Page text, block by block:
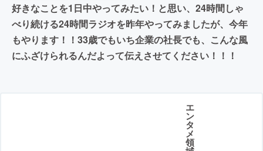
好きなことを1日中やってみたい！と思い、24時間しゃ
べり続ける24時間ラジオを昨年やってみましたが、今年
もやります！！33歳でもいち企業の社長でも、こんな風
にふざけられるんだよって伝えさせてください！！！
エ
ン
タ
メ
領